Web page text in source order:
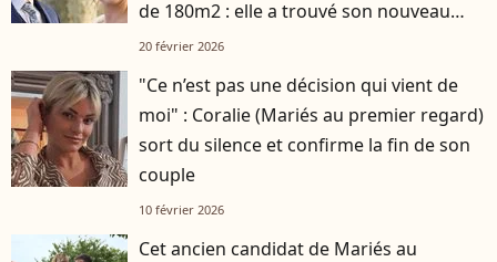
de 180m2 : elle a trouvé son nouveau
logement
20 février 2026
"Ce n’est pas une décision qui vient de
moi" : Coralie (Mariés au premier regard)
sort du silence et confirme la fin de son
couple
10 février 2026
Cet ancien candidat de Mariés au